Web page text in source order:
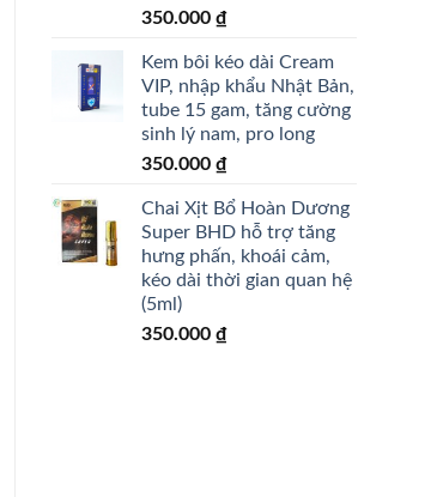
350.000 ₫
Kem bôi kéo dài Cream
VIP, nhập khẩu Nhật Bản,
tube 15 gam, tăng cường
sinh lý nam, pro long
350.000 ₫
Chai Xịt Bổ Hoàn Dương
Super BHD hỗ trợ tăng
hưng phấn, khoái cảm,
kéo dài thời gian quan hệ
(5ml)
350.000 ₫
khoá cân KACHII_TPCN - shopizin số lượng